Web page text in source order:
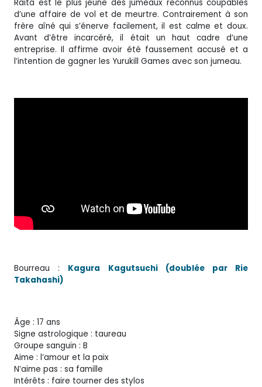
Raita est le plus jeune des jumeaux reconnus coupables
d’une affaire de vol et de meurtre. Contrairement à son
frère aîné qui s’énerve facilement, il est calme et doux.
Avant d’être incarcéré, il était un haut cadre d’une
entreprise. Il affirme avoir été faussement accusé et a
l’intention de gagner les Yurukill Games avec son jumeau.
Bourreau : Kagura Kagutsuchi (doublée par Rie
Takahashi)
Âge : 17 ans
Signe astrologique : taureau
Groupe sanguin : B
Aime : l’amour et la paix
N’aime pas : sa famille
Intérêts : faire tourner des stylos